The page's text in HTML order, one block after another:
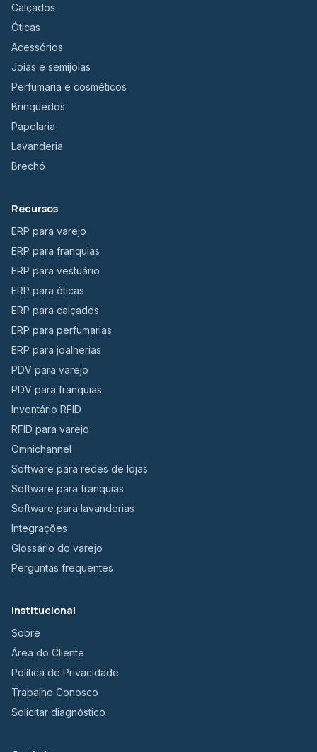
Calçados
Óticas
Acessórios
Joias e semijoias
Perfumaria e cosméticos
Brinquedos
Papelaria
Lavanderia
Brechó
Recursos
ERP para varejo
ERP para franquias
ERP para vestuário
ERP para óticas
ERP para calçados
ERP para perfumarias
ERP para joalherias
PDV para varejo
PDV para franquias
Inventário RFID
RFID para varejo
Omnichannel
Software para redes de lojas
Software para franquias
Software para lavanderias
Integrações
Glossário do varejo
Perguntas frequentes
Institucional
Sobre
Área do Cliente
Política de Privacidade
Trabalhe Conosco
Solicitar diagnóstico